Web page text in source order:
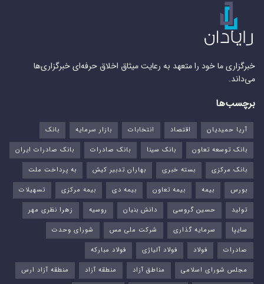
خبرگزاری ما خود را متعهد به رعایت میثاق اخلاق حرفه‌ای خبرگزاری‌ها
می‌داند.
برچسب‌ها
آریا حمیدیان اقتصاد انتخابات بازار سرمایه
بانک
بانک توسعه تعاون
بانک سینا بانک صادرات
بانک صادرات ایران
بانک مرکزی
بسته خبری بهاران تدبیر کیش
به پرداخت ملت
بورس‌
بیمه بیمه تعاون بیمه دی بیمه مرکزی
تسهیلات
تولید
حسین گروسی دانش بنیان روسیه
زهرا نظری مهر
سایپا
سرمایه گذاری شرکت ملی مس
شورای وحدت
صادرات
فولاد فولاد آلیاژی
فولاد مبارکه
مجلس شورای اسلامی
مناطق آزاد منطقه آزاد منطقه آزاد ارس